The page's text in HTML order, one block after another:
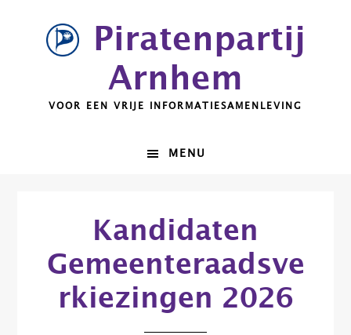
Piratenpartij
Arnhem
VOOR EEN VRIJE INFORMATIESAMENLEVING
MENU
Kandidaten
Gemeenteraadsve
rkiezingen 2026